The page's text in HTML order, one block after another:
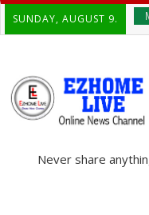
SUNDAY, AUGUST 9.
Never share